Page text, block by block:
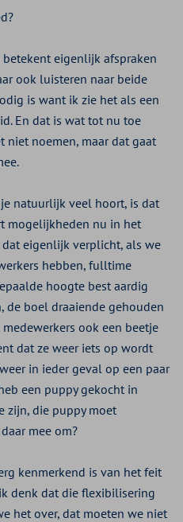
eigenlijk afspraken
ook luisteren naar beide
is want ik zie het als een
En dat is wat tot nu toe
niet noemen, maar dat gaat
natuurlijk veel hoort, is dat
mogelijkheden nu in het
eigenlijk verplicht, als we
hebben, fulltime
hoogte best aardig
de boel draaiende gehouden
ook een beetje
dat ze weer iets op wordt
in ieder geval op een paar
een puppy gekocht in
zijn, die puppy moet
mee om?
kenmerkend is van het feit
denk dat die flexibilisering
het over, dat moeten we niet